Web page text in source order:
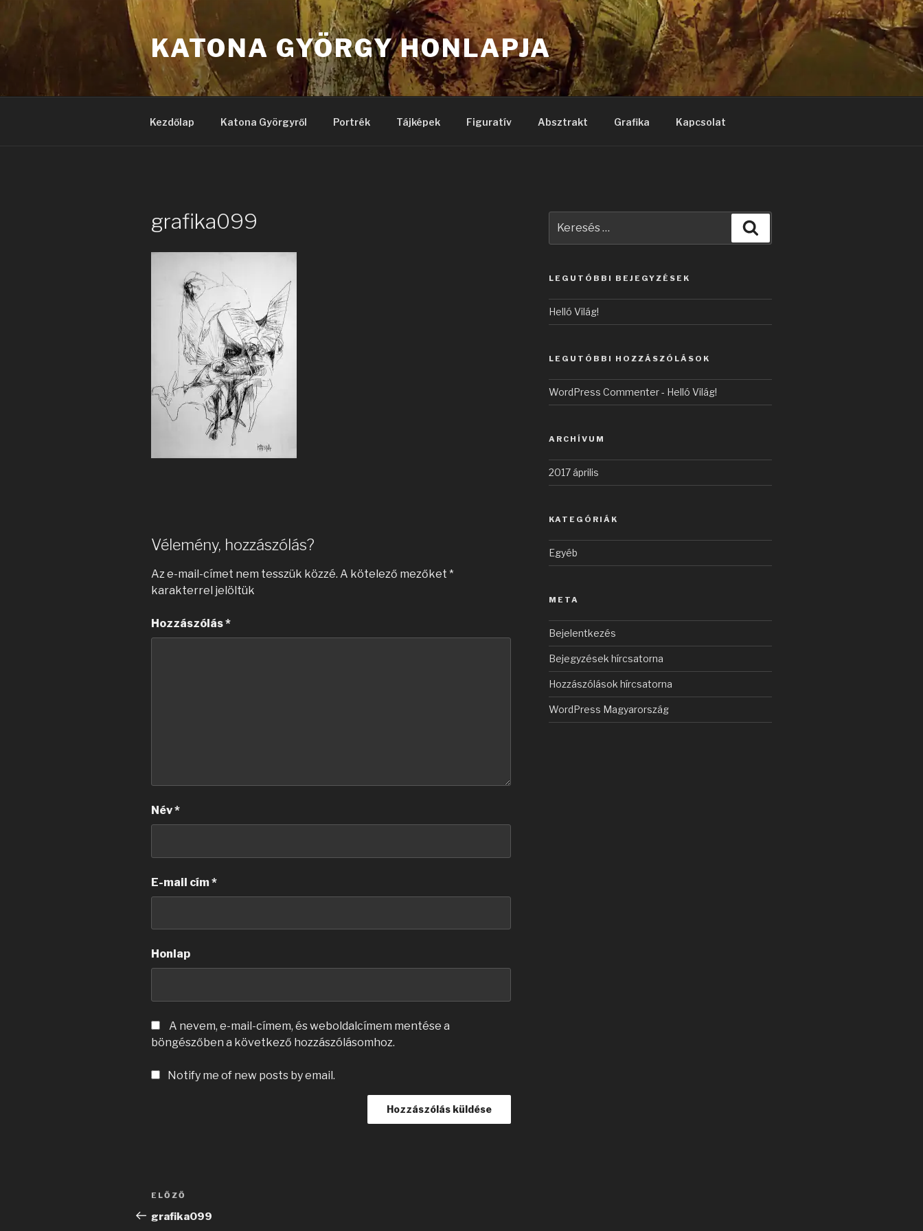
Tartalomhoz
KATONA GYÖRGY HONLAPJA
Kezdőlap Katona Györgyről Portrék Tájképek Figuratív Absztrakt Grafika Kapcsolat
grafika099
Vélemény, hozzászólás?
Az e-mail-címet nem tesszük közzé. A kötelező mezőket *
karakterrel jelöltük
Hozzászólás*
Név*
E-mail cím*
Honlap
A nevem, e-mail-címem, és weboldalcímem mentése a
böngészőben a következő hozzászólásomhoz.
Notify me of new posts by email.
Bejegyzés
navigáció
Korábbi
bejegyzés
ELŐZŐ
grafika099
következő
LEGUTÓBBI BEJEGYZÉSEK
Helló Világ!
LEGUTÓBBI HOZZÁSZÓLÁSOK
WordPress Commenter- Helló Világ!
ARCHÍVUM
2017 április
KATEGÓRIÁK
Egyéb
META
Bejelentkezés
Bejegyzések hírcsatorna
Hozzászólások hírcsatorna
WordPress Magyarország